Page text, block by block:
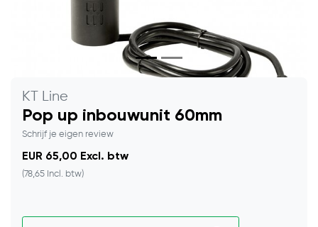
KT Line
Pop up inbouwunit 60mm
Schrijf je eigen review
EUR 65,00 Excl. btw
(78,65 Incl. btw)